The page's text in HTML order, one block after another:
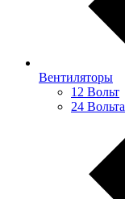
Вентиляторы
12 Вольт
24 Вольта